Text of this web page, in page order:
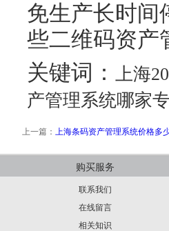
免生产长时间
些二维码资产
关键词： 上海
产管理系统哪家
上一篇： 上海条码资产管理系统价格多
购买服务
联系我们
在线留言
相关知识